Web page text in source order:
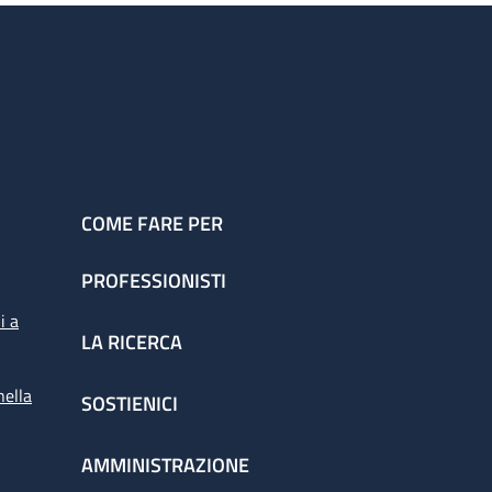
a
COME FARE PER
PROFESSIONISTI
LA RICERCA
SOSTIENICI
AMMINISTRAZIONE